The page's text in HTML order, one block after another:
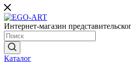
Интернет-магазин
Каталог